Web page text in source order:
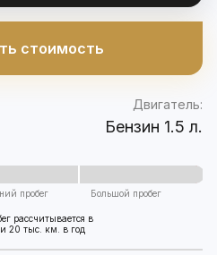
стоимость
Двигатель:
Бензин 1.5 л.
пробег Большой пробег
рассчитывается в
20 тыс. км. в год